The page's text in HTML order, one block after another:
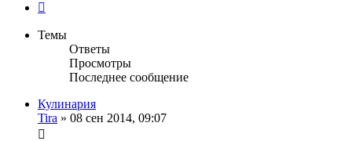
Темы
Ответы
Просмотры
Последнее сообщение
Кулинария
Tira » 08 сен 2014, 09:07